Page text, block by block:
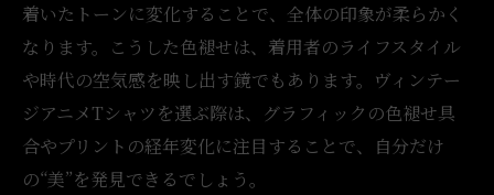
着いたトーンに変化することで、全体の印象が柔らかく
なります。こうした色褪せは、着用者のライフスタイル
や時代の空気感を映し出す鏡でもあります。ヴィンテー
ジアニメTシャツを選ぶ際は、グラフィックの色褪せ具
合やプリントの経年変化に注目することで、自分だけ
の“美”を発見できるでしょう。